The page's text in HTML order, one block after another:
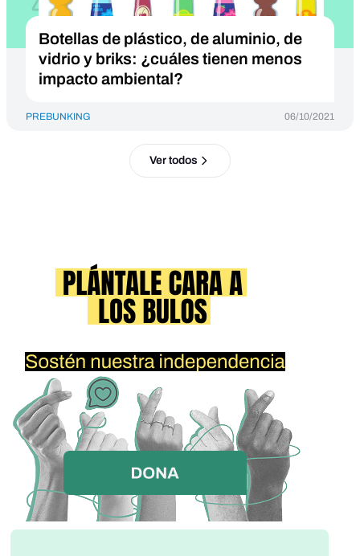
Botellas de plástico, de aluminio, de
vidrio y briks: ¿cuáles tienen menos
impacto ambiental?
PREBUNKING 06/10/2021
Ver todos